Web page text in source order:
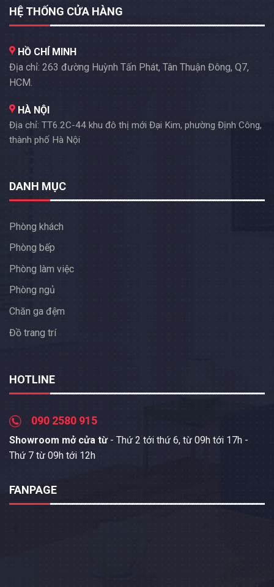
HỆ THỐNG CỬA HÀNG
HỒ CHÍ MINH
Địa chỉ: 263 đường Huỳnh Tấn Phát, Tân Thuận Đông, Q7,
HCM.
HÀ NỘI
Địa chỉ: TT6.2C-44 khu đô thị mới Đại Kim, phường Định Công,
thành phố Hà Nội
DANH MỤC
Phòng khách
Phòng bếp
Phòng làm việc
Phòng ngủ
Chăn ga đệm
Đồ trang trí
HOTLINE
090 2580 915
Showroom mở cửa từ - Thứ 2 tới thứ 6, từ 09h tới 17h -
Thứ 7 từ 09h tới 12h
FANPAGE